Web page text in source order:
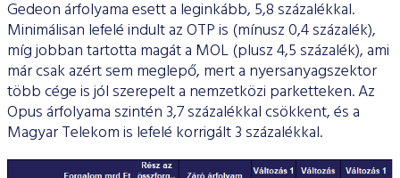
Gedeon árfolyama esett a leginkább, 5,8 százalékkal.
Minimálisan lefelé indult az OTP is (mínusz 0,4 százalék),
míg jobban tartotta magát a MOL (plusz 4,5 százalék), ami
már csak azért sem meglepő, mert a nyersanyagszektor
több cége is jól szerepelt a nemzetközi parketteken. Az
Opus árfolyama szintén 3,7 százalékkal csökkent, és a
Magyar Telekom is lefelé korrigált 3 százalékkal.